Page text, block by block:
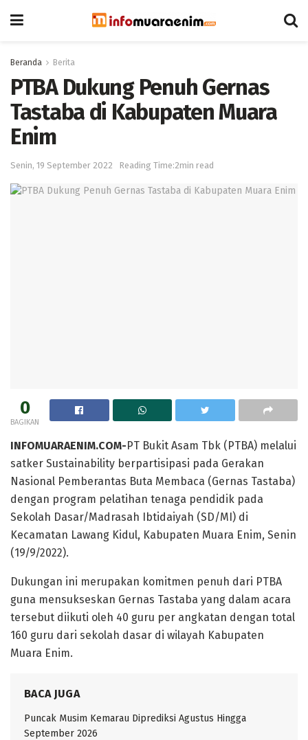
Beranda Berita
PTBA Dukung Penuh Gernas
Tastaba di Kabupaten Muara
Enim
Senin, 19 September 2022 Reading Time:2min read
0
BAGIKAN
INFOMUARAENIM.COM-PT Bukit Asam Tbk (PTBA) melalui
satker Sustainability berpartisipasi pada Gerakan
Nasional Pemberantas Buta Membaca (Gernas Tastaba)
dengan program pelatihan tenaga pendidik pada
Sekolah Dasar/Madrasah Ibtidaiyah (SD/MI) di
Kecamatan Lawang Kidul, Kabupaten Muara Enim, Senin
(19/9/2022).
Dukungan ini merupakan komitmen penuh dari PTBA
guna mensukseskan Gernas Tastaba yang dalam acara
tersebut diikuti oleh 40 guru per angkatan dengan total
160 guru dari sekolah dasar di wilayah Kabupaten
Muara Enim.
BACA JUGA
Puncak Musim Kemarau Diprediksi Agustus Hingga
September 2026